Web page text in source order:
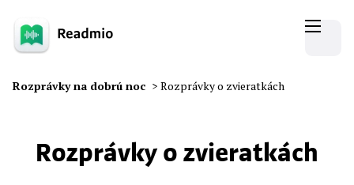
Rozprávky na dobrú noc > Rozprávky o zvieratkách
Rozprávky o zvieratkách